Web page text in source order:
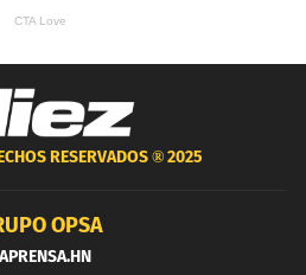
RESERVADOS ®2025
OPSA